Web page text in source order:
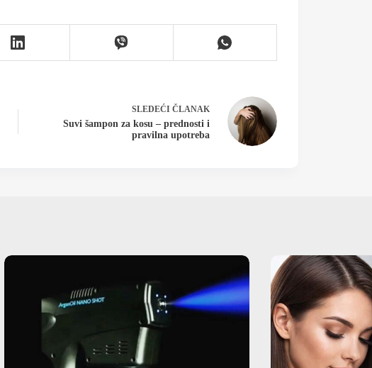
SLEDEĆI ČLANAK
Suvi šampon za kosu – prednosti i
pravilna upotreba